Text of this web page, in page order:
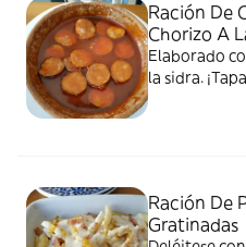
Ración De
Chorizo A
Elaborado
la sidra.
Ración De
Gratinadas